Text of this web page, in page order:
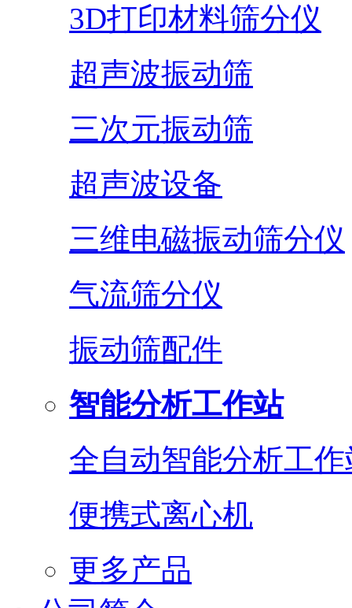
3D打印材料筛分仪
超声波振动筛
三次元振动筛
超声波设备
三维电磁振动筛分仪
气流筛分仪
振动筛配件
智能分析工作站
全自动智能分析工作
便携式离心机
更多产品